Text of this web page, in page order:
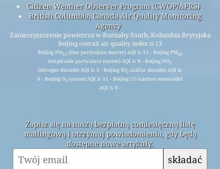
Citizen Weather Observer Program (CWOP/APRS)
British Columbia, Canada Air Quality Monitoring
Agency
Zanieczyszczenie powietrza w Burnaby South, Kolumbia Brytyjska
Beijing overall air quality index is 13
Beijing PM2.5 (fine particulate matter) AQI is 13 - Beijing PM10
(respirable particulate matter) AQI is 9 - Beijing NO2
(nitrogen dioxide) AQI is 3 - Beijing SO2 (sulfur dioxide) AQI is
0 - Beijing O3 (ozone) AQI is 11 - Beijing CO (carbon monoxide)
AQI is 0 -
Zapisz się na naszą bezpłatną comiesięczną listę
mailingową i otrzymuj powiadomienia, gdy będą
dostępne nowe artykuły.
składać